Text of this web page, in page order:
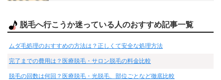
脱毛へ行こうか迷っている人のおすすめ記事一覧
ムダ毛処理のおすすめの方法は？正しくて安全な処理方法
完了までの費用は？医療脱毛・サロン脱毛の料金比較
脱毛の回数は何回？医療脱毛・光脱毛、部位ごとなど徹底比較